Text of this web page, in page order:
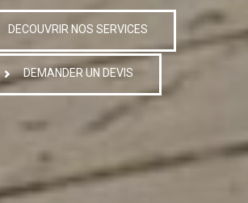
DECOUVRIR NOS SERVICES
DEMANDER UN DEVIS